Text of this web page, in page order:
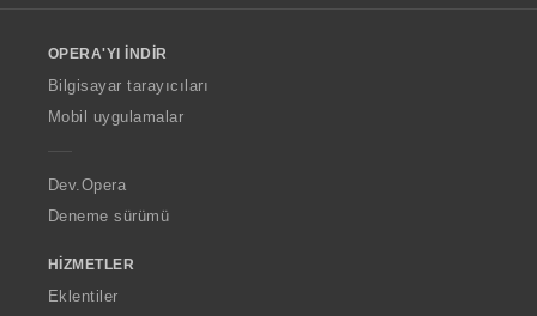
w
O
p
a
OPERA'YI İNDIR
Bilgisayar tarayıcıları
Mobil uygulamalar
Dev.Opera
Deneme sürümü
HIZMETLER
Eklentiler